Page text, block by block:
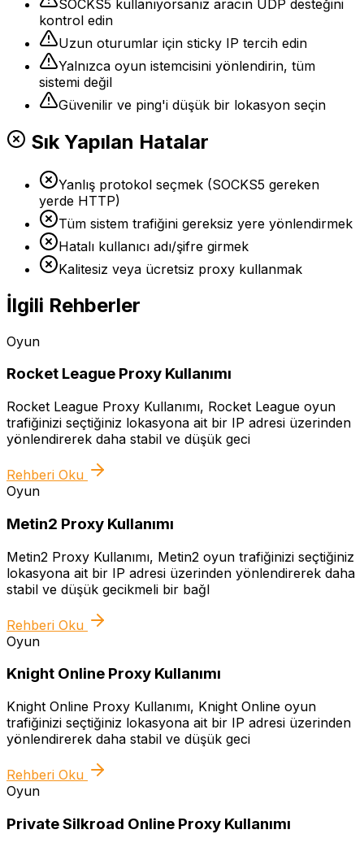
SOCKS5 kullanıyorsanız aracın UDP desteğini
kontrol edin
Uzun oturumlar için sticky IP tercih edin
Yalnızca oyun istemcisini yönlendirin, tüm
sistemi değil
Güvenilir ve ping'i düşük bir lokasyon seçin
Sık Yapılan Hatalar
Yanlış protokol seçmek (SOCKS5 gereken
yerde HTTP)
Tüm sistem trafiğini gereksiz yere yönlendirmek
Hatalı kullanıcı adı/şifre girmek
Kalitesiz veya ücretsiz proxy kullanmak
İlgili Rehberler
Oyun
Rocket League Proxy Kullanımı
Rocket League Proxy Kullanımı, Rocket League oyun
trafiğinizi seçtiğiniz lokasyona ait bir IP adresi üzerinden
yönlendirerek daha stabil ve düşük geci
Rehberi Oku
Oyun
Metin2 Proxy Kullanımı
Metin2 Proxy Kullanımı, Metin2 oyun trafiğinizi seçtiğiniz
lokasyona ait bir IP adresi üzerinden yönlendirerek daha
stabil ve düşük gecikmeli bir bağl
Rehberi Oku
Oyun
Knight Online Proxy Kullanımı
Knight Online Proxy Kullanımı, Knight Online oyun
trafiğinizi seçtiğiniz lokasyona ait bir IP adresi üzerinden
yönlendirerek daha stabil ve düşük geci
Rehberi Oku
Oyun
Private Silkroad Online Proxy Kullanımı